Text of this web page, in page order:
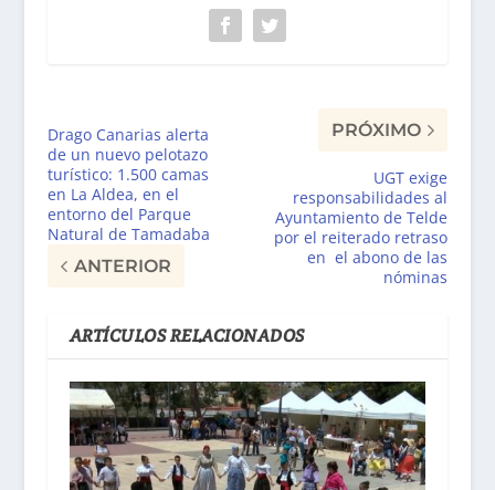
Drago Canarias alerta
de un nuevo pelotazo
turístico: 1.500 camas
en La Aldea, en el
entorno del Parque
Natural de Tamadaba
ANTERIOR
PRÓXIMO
UGT exige
responsabilidades al
Ayuntamiento de Telde
por el reiterado retraso
en el abono de las
nóminas
ARTÍCULOS RELACIONADOS